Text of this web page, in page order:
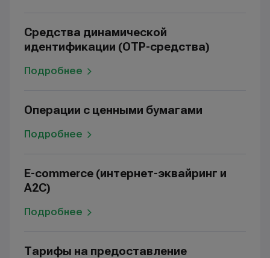
Средства динамической
идентификации (ОТР-средства)
Подробнее
Операции с ценными бумагами
Подробнее
E-commerce (интернет-эквайринг и
A2C)
Подробнее
Тарифы на предоставление